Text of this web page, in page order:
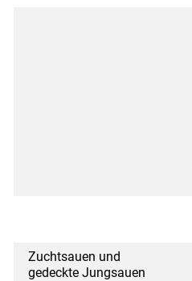
Zuchtsauen und
gedeckte Jungsauen